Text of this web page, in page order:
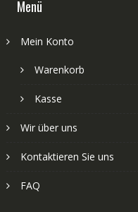
Menü
Mein Konto
Warenkorb
Kasse
Wir über uns
Kontaktieren Sie uns
FAQ